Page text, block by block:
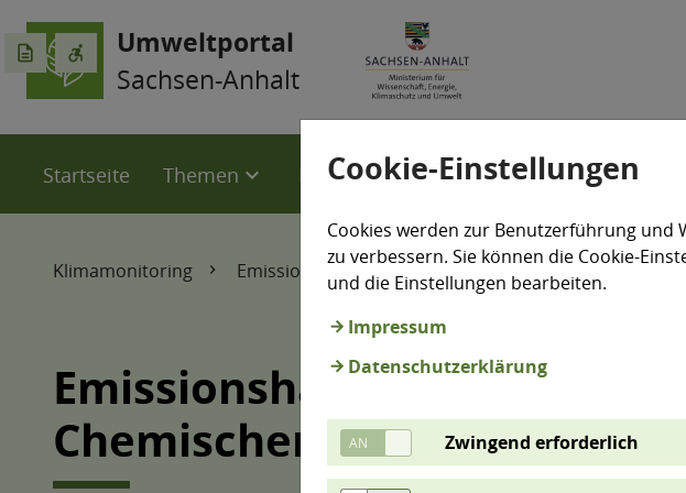
Umweltportal
Sachsen-Anhalt
description accessible_forward
Startseite Themen expand_more LÜSAexpand_more Karten Veranstaltungen
Klimamonitoring Emissionshandel Industrieanlagen Petro-
Emissionshandelspflichtige
Chemischen Industrie
Cookie-Einstellungen
Cookies werden zur Benutzerführung und
zu verbessern. Sie können die Cookie-
und die Einstellungen bearbeiten.
Impressum
Datenschutzerklärung
Zwingend erforderlich